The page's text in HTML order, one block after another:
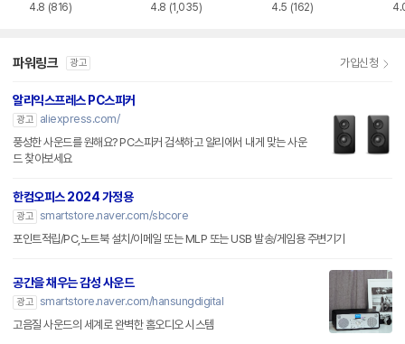
4.8 (816) 4.8 (1,035) 4.5 (162)
파워링크 광고 가입신청
알리익스프레스 PC스피커
광고
aliexpress.com/
풍성한 사운드를 원해요? PC스피커 검색하고 알리에서 내게 맞는 사운
드 찾아보세요
한컴오피스 2024 가정용
광고 smartstore.naver.com/sbcore
포인트적립/PC,노트북 설치/이메일 또는 MLP 또는 USB 발송/게임용 주변기기
공간을 채우는 감성 사운드
광고 smartstore.naver.com/hansungdigital
고음질 사운드의 세계로 완벽한 홈오디오 시스템